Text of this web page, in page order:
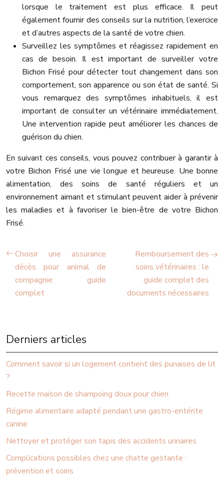
lorsque le traitement est plus efficace. Il peut
également fournir des conseils sur la nutrition, l’exercice
et d’autres aspects de la santé de votre chien.
Surveillez les symptômes et réagissez rapidement en
cas de besoin. Il est important de surveiller votre
Bichon Frisé pour détecter tout changement dans son
comportement, son apparence ou son état de santé. Si
vous remarquez des symptômes inhabituels, il est
important de consulter un vétérinaire immédiatement.
Une intervention rapide peut améliorer les chances de
guérison du chien.
En suivant ces conseils, vous pouvez contribuer à garantir à
votre Bichon Frisé une vie longue et heureuse. Une bonne
alimentation, des soins de santé réguliers et un
environnement aimant et stimulant peuvent aider à prévenir
les maladies et à favoriser le bien-être de votre Bichon
Frisé.
Choisir une assurance
décès pour animal de
compagnie: guide
complet
Remboursement des
soins vétérinaires : le
guide complet des
documents nécessaires
Derniers articles
Comment savoir si un logement contient des punaises de lit
?
Recette maison de shampoing doux pour chien
Régime alimentaire adapté pendant une gastro-entérite
canine
Nettoyer et protéger son tapis des accidents urinaires
Complications possibles chez une chatte gestante :
prévention et soins